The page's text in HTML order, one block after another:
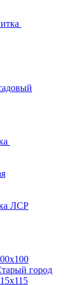
ЛСР
город